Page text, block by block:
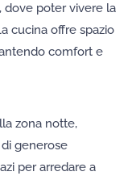
dove poter vivere la
cucina offre spazio
comfort e
zona notte,
generose
per arredare a